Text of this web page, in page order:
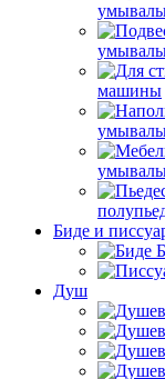
машины
Биде и
Душ